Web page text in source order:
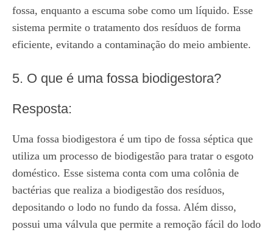
fossa, enquanto a escuma sobe como um líquido. Esse
sistema permite o tratamento dos resíduos de forma
eficiente, evitando a contaminação do meio ambiente.
5. O que é uma fossa biodigestora?
Resposta:
Uma fossa biodigestora é um tipo de fossa séptica que
utiliza um processo de biodigestão para tratar o esgoto
doméstico. Esse sistema conta com uma colônia de
bactérias que realiza a biodigestão dos resíduos,
depositando o lodo no fundo da fossa. Além disso,
possui uma válvula que permite a remoção fácil do lodo